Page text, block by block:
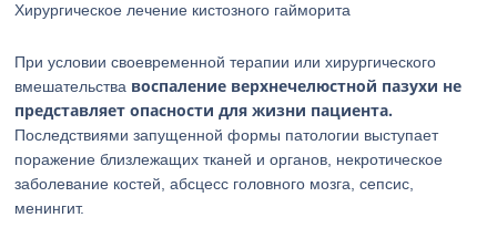
Хирургическое лечение кистозного гайморита
При условии своевременной терапии или хирургического
вмешательства воспаление верхнечелюстной пазухи не
представляет опасности для жизни пациента.
Последствиями запущенной формы патологии выступает
поражение близлежащих тканей и органов, некротическое
заболевание костей, абсцесс головного мозга, сепсис,
менингит.